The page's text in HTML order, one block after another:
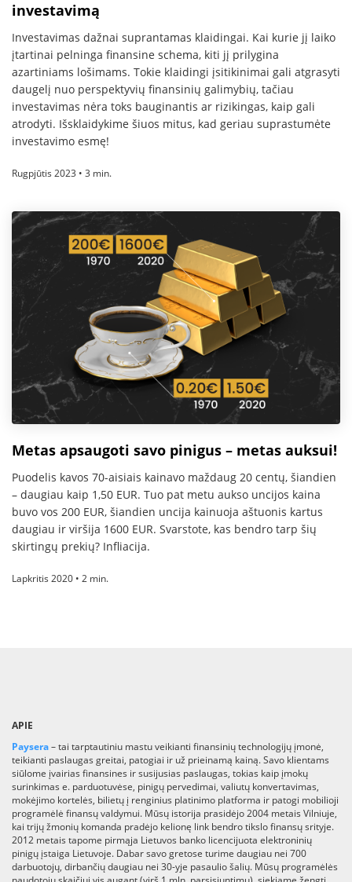
investavimą
Investavimas dažnai suprantamas klaidingai. Kai kurie jį laiko
įtartinai pelninga finansine schema, kiti jį prilygina
azartiniams lošimams. Tokie klaidingi įsitikinimai gali atgrasyti
daugelį nuo perspektyvių finansinių galimybių, tačiau
investavimas nėra toks bauginantis ar rizikingas, kaip gali
atrodyti. Išsklaidykime šiuos mitus, kad geriau suprastumėte
investavimo esmę!
Rugpjūtis 2023 • 3 min.
Metas apsaugoti savo pinigus – metas auksui!
Puodelis kavos 70-aisiais kainavo maždaug 20 centų, šiandien
– daugiau kaip 1,50 EUR. Tuo pat metu aukso uncijos kaina
buvo vos 200 EUR, šiandien uncija kainuoja aštuonis kartus
daugiau ir viršija 1600 EUR. Svarstote, kas bendro tarp šių
skirtingų prekių? Infliacija.
Lapkritis 2020 • 2 min.
APIE
Paysera– tai tarptautiniu mastu veikianti finansinių technologijų įmonė,
teikianti paslaugas greitai, patogiai ir už prieinamą kainą. Savo klientams
siūlome įvairias finansines ir susijusias paslaugas, tokias kaip įmokų
surinkimas e. parduotuvėse, pinigų pervedimai, valiutų konvertavimas,
mokėjimo kortelės, bilietų į renginius platinimo platforma ir patogi mobilioji
programėlė finansų valdymui. Mūsų istorija prasidėjo 2004 metais Vilniuje,
kai trijų žmonių komanda pradėjo kelionę link bendro tikslo finansų srityje.
2012 metais tapome pirmąja Lietuvos banko licencijuota elektroninių
pinigų įstaiga Lietuvoje. Dabar savo gretose turime daugiau nei 700
darbuotojų, dirbančių daugiau nei 30-yje pasaulio šalių. Mūsų programėlės